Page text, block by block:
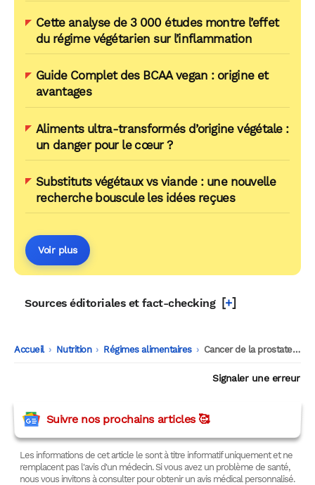
Cette analyse de 3 000 études montre l’effet
du régime végétarien sur l’inflammation
Guide Complet des BCAA vegan : origine et
avantages
Aliments ultra-transformés d’origine végétale :
un danger pour le cœur ?
Substituts végétaux vs viande : une nouvelle
recherche bouscule les idées reçues
Voir plus
Sources éditoriales et fact-checking [+]
Accueil -
Nutrition -
Régimes alimentaires -
Cancer de la prostate : les bienfaits d’une alimentation végétale
Signaler une erreur
Suivre nos prochains articles 🥰
Les informations de cet article le sont à titre informatif uniquement et ne
remplacent pas l'avis d'un médecin. Si vous avez un problème de santé,
nous vous invitons à consulter pour obtenir un avis médical personnalisé.